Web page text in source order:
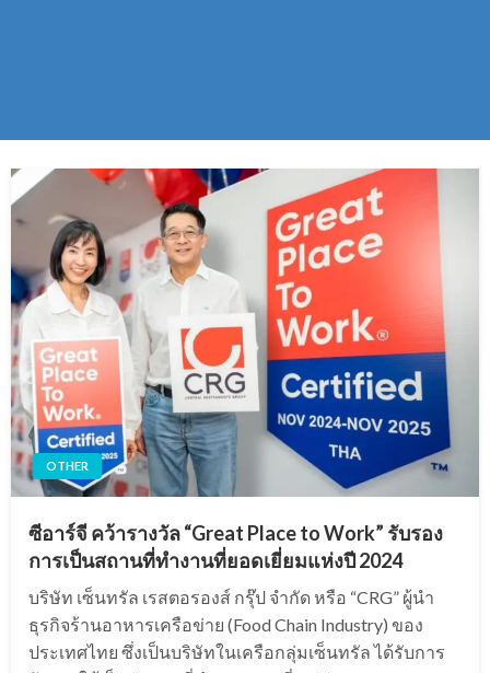
OTHER
ซีอาร์จี คว้ารางวัล “Great Place to Work” รับรอง
การเป็นสถานที่ทำงานที่ยอดเยี่ยมแห่งปี 2024
บริษัท เซ็นทรัล เรสตอรองส์ กรุ๊ป จำกัด หรือ “CRG” ผู้นำ
ธุรกิจร้านอาหารเครือข่าย (Food Chain Industry) ของ
ประเทศไทย ซึ่งเป็นบริษัทในเครือกลุ่มเซ็นทรัล ได้รับการ